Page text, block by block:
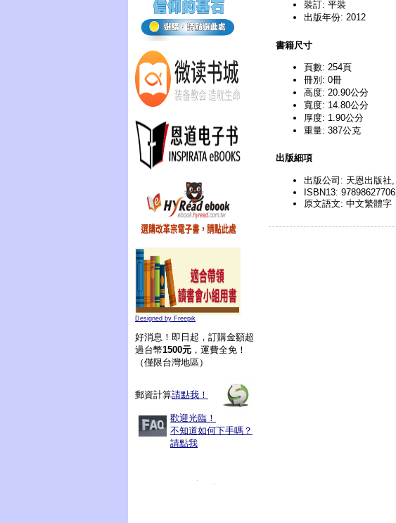
Designed by Freepik
好消息！即日起，訂購金額超
過台幣1500元 ，運費全免！
（僅限台灣地區）
郵資計算請點我！
歡迎光臨！
不知道如何下手嗎？
請點我
裝訂: 平裝
出版年份: 2012
書籍尺寸
頁數: 254頁
冊別: 0冊
高度: 20.90公分
寬度: 14.80公分
厚度: 1.90公分
重量: 387公克
出版細項
出版公司: 天恩出版社
ISBN13:
原文語文: 中文繁體字